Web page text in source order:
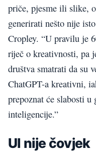
priče, pjesme ili slike,
generirati nešto nije
Cropley. “U pravilu je
riječ o kreativnosti, pa
društva smatrati da su
ChatGPT-a kreativni,
prepoznat će slabosti
inteligencije.”
UI nije čovjek